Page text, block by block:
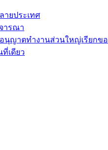
ยประเทศ
ารณา
นุญาตทำงานส่วนใหญ่เรียกขอ
เดียว